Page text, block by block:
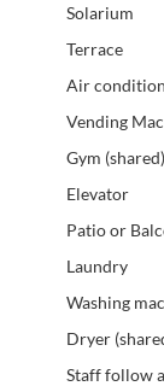
Solarium
Terrace
Air
Vending
Gym (shared)
Elevator
Patio or
Laundry
Washing
Dryer
Staff follow